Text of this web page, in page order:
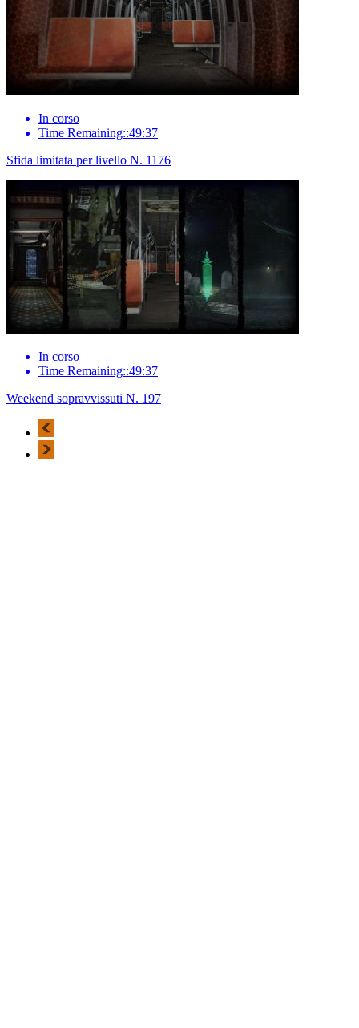
In corso
Time Remaining::49:37
Sfida limitata per livello N. 1176
In corso
Time Remaining::49:37
Weekend sopravvissuti N. 197